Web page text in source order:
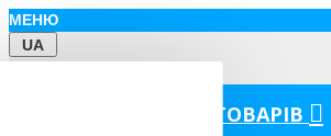
МЕНЮ
UA
КАТЕГОРІЇ ТОВАРІВ